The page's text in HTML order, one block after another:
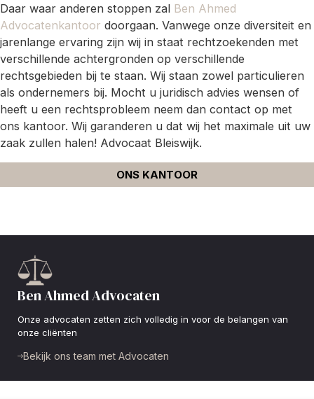
Daar waar anderen stoppen zal Ben Ahmed
Advocatenkantoor doorgaan. Vanwege onze diversiteit en
jarenlange ervaring zijn wij in staat rechtzoekenden met
verschillende achtergronden op verschillende
rechtsgebieden bij te staan. Wij staan zowel particulieren
als ondernemers bij. Mocht u juridisch advies wensen of
heeft u een rechtsprobleem neem dan contact op met
ons kantoor. Wij garanderen u dat wij het maximale uit uw
zaak zullen halen! Advocaat Bleiswijk.
ONS KANTOOR
Ben Ahmed Advocaten
Onze advocaten zetten zich volledig in voor de belangen van
onze cliënten
Bekijk ons team met Advocaten